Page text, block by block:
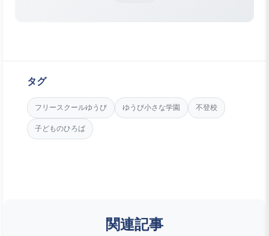
タグ
フリースクールゆうび ゆうび小さな学園 不登校
子どものひろば
関連記事